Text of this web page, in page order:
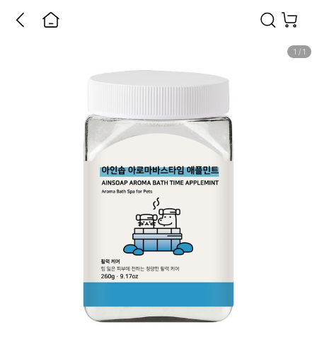
1 / 1